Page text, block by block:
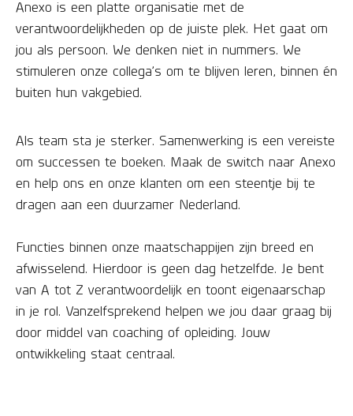
Anexo is een platte organisatie met de
verantwoordelijkheden op de juiste plek. Het gaat om
jou als persoon. We denken niet in nummers. We
stimuleren onze collega’s om te blijven leren, binnen én
buiten hun vakgebied.
Als team sta je sterker. Samenwerking is een vereiste
om successen te boeken. Maak de switch naar Anexo
en help ons en onze klanten om een steentje bij te
dragen aan een duurzamer Nederland.
Functies binnen onze maatschappijen zijn breed en
afwisselend. Hierdoor is geen dag hetzelfde. Je bent
van A tot Z verantwoordelijk en toont eigenaarschap
in je rol. Vanzelfsprekend helpen we jou daar graag bij
door middel van coaching of opleiding. Jouw
ontwikkeling staat centraal.